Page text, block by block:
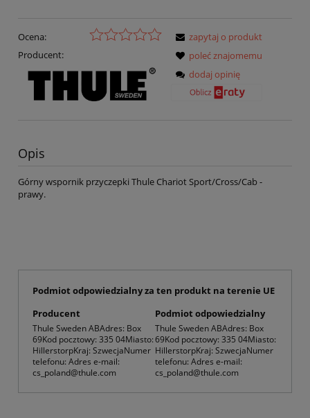
Ocena:
Producent:
zapytaj o produkt
poleć znajomemu
dodaj opinię
Opis
Górny wspornik przyczepki Thule Chariot Sport/Cross/Cab -
prawy.
Podmiot odpowiedzialny za ten produkt na terenie UE
Producent
Thule Sweden ABAdres: Box
69Kod pocztowy: 335 04Miasto:
HillerstorpKraj: SzwecjaNumer
telefonu: Adres e-mail:
cs_poland@thule.com
Podmiot odpowiedzialny
Thule Sweden ABAdres: Box
69Kod pocztowy: 335 04Miasto:
HillerstorpKraj: SzwecjaNumer
telefonu: Adres e-mail:
cs_poland@thule.com